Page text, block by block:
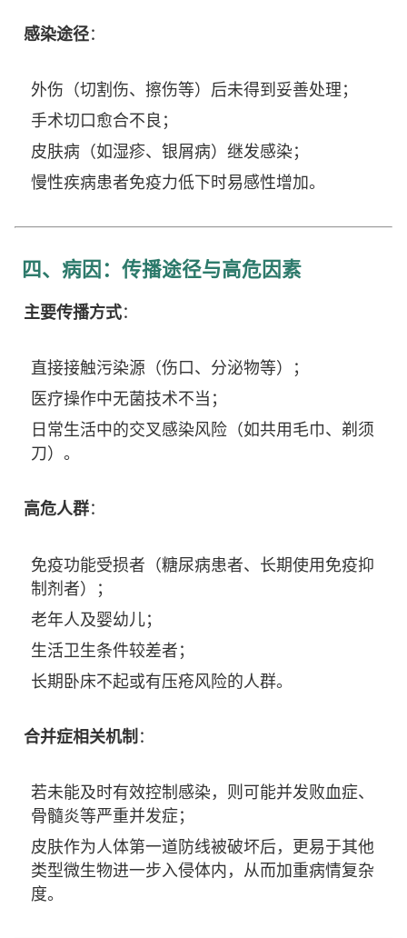
感染途径：
外伤（切割伤、擦伤等）后未得到妥善处理；
手术切口愈合不良；
皮肤病（如湿疹、银屑病）继发感染；
慢性疾病患者免疫力低下时易感性增加。
四、病因：传播途径与高危因素
主要传播方式：
直接接触污染源（伤口、分泌物等）；
医疗操作中无菌技术不当；
日常生活中的交叉感染风险（如共用毛巾、剃须
刀）。
高危人群：
免疫功能受损者（糖尿病患者、长期使用免疫抑
制剂者）；
老年人及婴幼儿；
生活卫生条件较差者；
长期卧床不起或有压疮风险的人群。
合并症相关机制 ：
若未能及时有效控制感染，则可能并发败血症、
骨髓炎等严重并发症；
皮肤作为人体第一道防线被破坏后，更易于其他
类型微生物进一步入侵体内，从而加重病情复杂
度。